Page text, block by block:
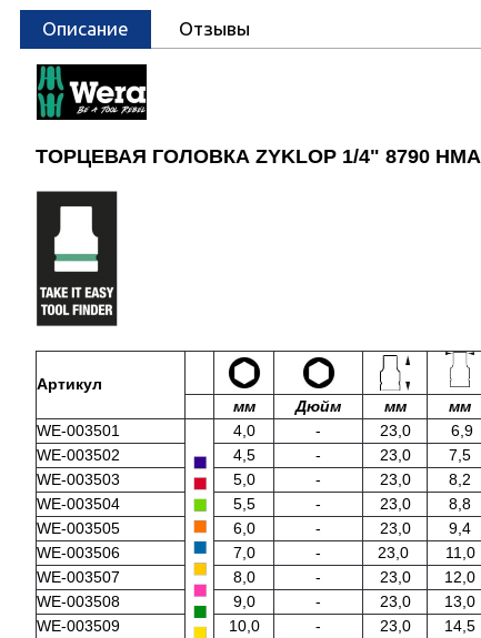
Описание Отзывы
ТОРЦЕВАЯ ГОЛОВКА ZYKLOP 1/4" 8790 HMA
Артикул
мм
Дюйм мм мм
WE-003501 4,0 - 23,0 6,9
WE-003502
4,5 - 23,0 7,5
WE-003503
5,0 - 23,0 8,2
WE-003504
5,5 - 23,0 8,8
WE-003505
6,0 - 23,0 9,4
WE-003506
7,0 - 23,0 11,0
WE-003507
8,0 - 23,0 12,0
WE-003508
9,0 - 23,0 13,0
WE-003509
10,0 - 23,0 14,5